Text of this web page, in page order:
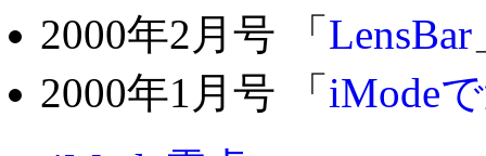
2000年2月号 「 LensBar
2000年1月号 「 iMode